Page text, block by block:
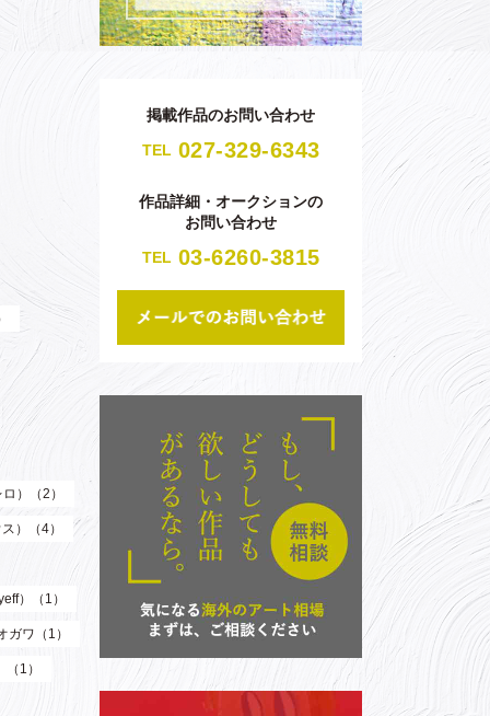
）（2）
）（4）
）（1）
ガワ（1）
1）
掲載作品のお問い合わせ
TEL 027-329-6343
作品詳細・オークションの
お問い合わせ
TEL 03-6260-3815